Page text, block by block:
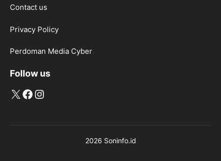
Contact us
Privacy Policy
Perdoman Media Cyber
Follow us
X Facebook
Instagram
2026 Soninfo.id